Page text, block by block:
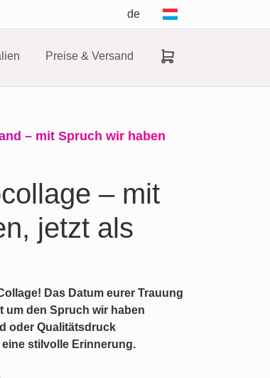
de
Preise & Versand
– mit Spruch wir haben
– mit
jetzt als
Das Datum eurer Trauung
um den Spruch wir haben
oder Qualitätsdruck
stilvolle Erinnerung.